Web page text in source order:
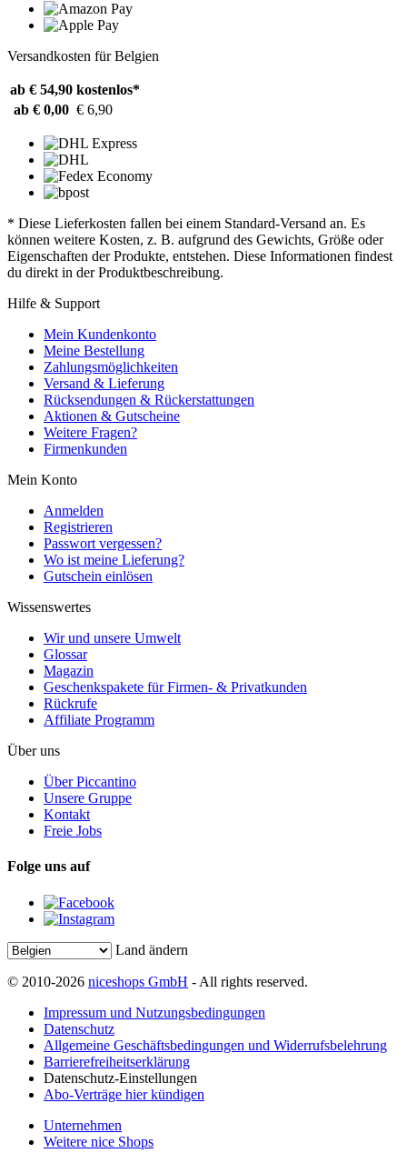
Versandkosten für Belgien
ab € 54,90 kostenlos*
ab € 0,00 € 6,90
* Diese Lieferkosten fallen bei einem Standard-Versand an. Es
können weitere Kosten, z. B. aufgrund des Gewichts, Größe oder
Eigenschaften der Produkte, entstehen. Diese Informationen findest
du direkt in der Produktbeschreibung.
Hilfe & Support
Mein Kundenkonto
Meine Bestellung
Zahlungsmöglichkeiten
Versand & Lieferung
Rücksendungen & Rückerstattungen
Aktionen & Gutscheine
Weitere Fragen?
Firmenkunden
Mein Konto
Anmelden
Registrieren
Passwort vergessen?
Wo ist meine Lieferung?
Gutschein einlösen
Wissenswertes
Wir und unsere Umwelt
Glossar
Magazin
Geschenkspakete für Firmen- & Privatkunden
Rückrufe
Affiliate Programm
Über uns
Über Piccantino
Unsere Gruppe
Kontakt
Freie Jobs
Folge uns auf
Land ändern
© 2010-2026 niceshops GmbH - All rights reserved.
Impressum und Nutzungsbedingungen
Datenschutz
Allgemeine Geschäftsbedingungen und Widerrufsbelehrung
Barrierefreiheitserklärung
Datenschutz-Einstellungen
Abo-Verträge hier kündigen
Unternehmen
Weitere nice Shops